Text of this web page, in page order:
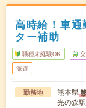
高時給！車
ター補助
職種未経験OK
派遣
勤務地 熊本県
光の森